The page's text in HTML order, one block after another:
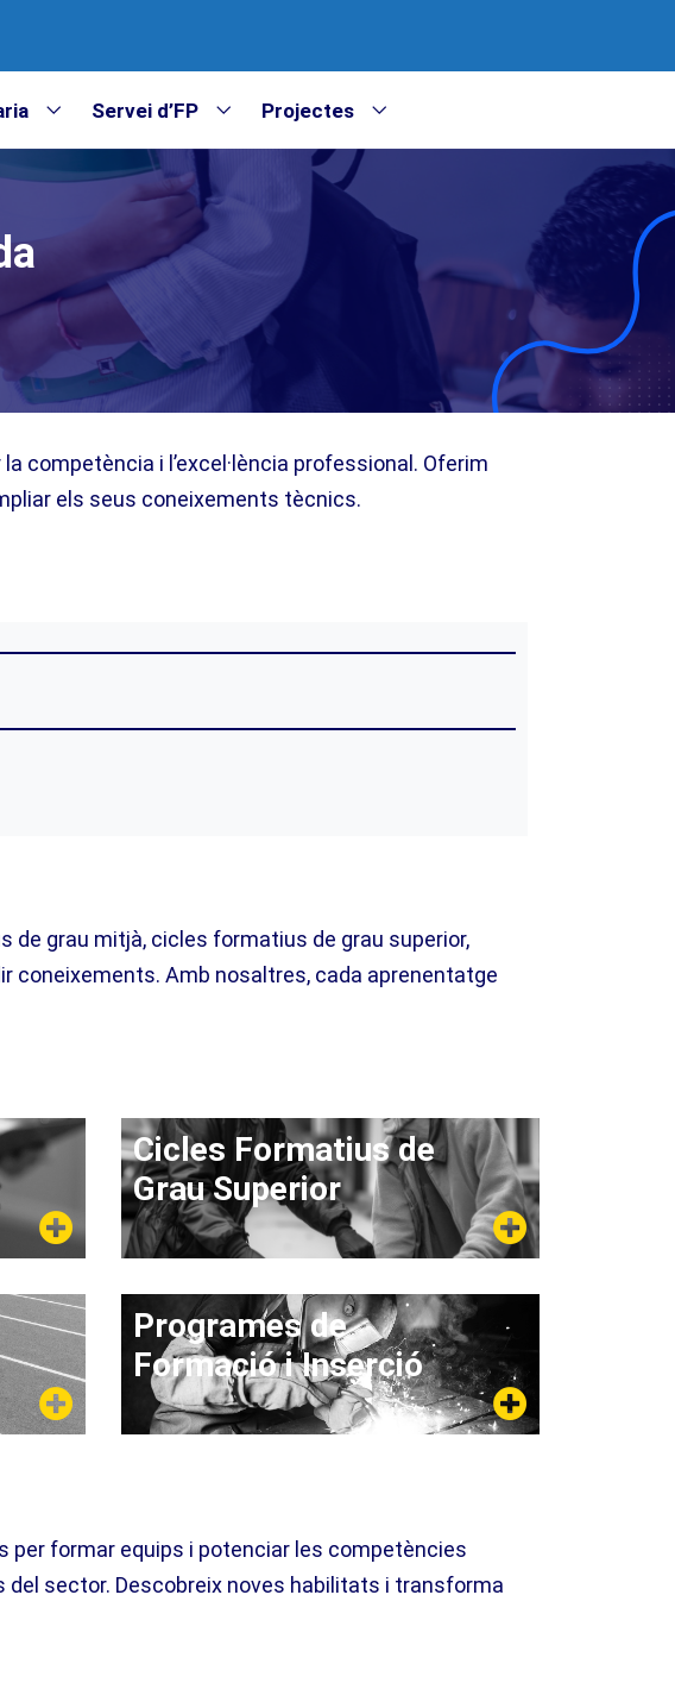
Servei d’FP Projectes
competència i l’excel·lència professional. Oferim
els seus coneixements tècnics.
de grau mitjà, cicles formatius de grau superior,
coneixements. Amb nosaltres, cada aprenentatge
Cicles Formatius de
Grau Superior
Programes de
Formació i Inserció
formar equips i potenciar les competències
sector. Descobreix noves habilitats i transforma